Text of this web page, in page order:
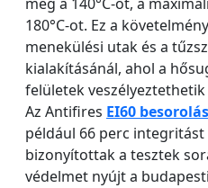
180°C-ot. Ez a
menekülési utak és a
kialakításánál, ahol a
felületek
Az Antifires EI60
például 66 perc
bizonyítottak a tesztek
védelmet nyújt a